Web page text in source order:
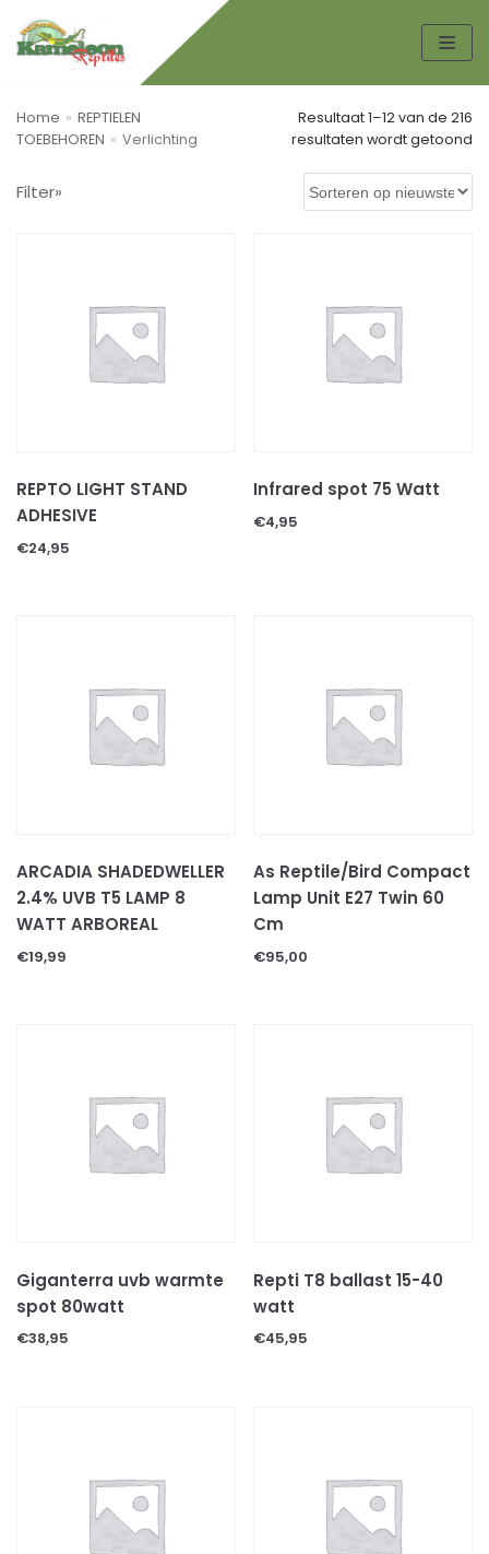
Spring
de
inhoud
Home » REPTIELEN
TOEBEHOREN » Verlichting
Resultaat 1–12 van de 216
resultaten wordt getoond
Filter»
REPTO LIGHT STAND
ADHESIVE
€24,95
Infrared spot 75 Watt
€4,95
ARCADIA SHADEDWELLER
2.4% UVB T5 LAMP 8
WATT ARBOREAL
€19,99
As Reptile/Bird Compact
Lamp Unit E27 Twin 60
Cm
€95,00
Giganterra uvb warmte
spot 80watt
€38,95
Repti T8 ballast 15-40
watt
€45,95
Voer & beloningen
KATTEN TOEBEHOREN
KNAAGDIEREN
KNAAGDIEREN TOEBEHOREN
Bodembedekkingen
Decoratie & speeltjes
Voer/drinkbakken
ONGEWERVELDE DIEREN
MILJOENPOTEN
GECKOS
HAGEDISSEN
REPTIELEN TOEBEHOREN
Decoratie & schuilplaatsen
Levende terrariumplanten
Transportboxen
Verlichting
UVB lampen